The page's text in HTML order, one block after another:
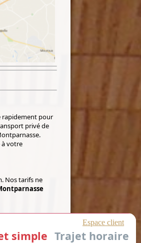
rapidement pour
privé de
à votre
Nos tarifs ne
assurer un
tout moment.